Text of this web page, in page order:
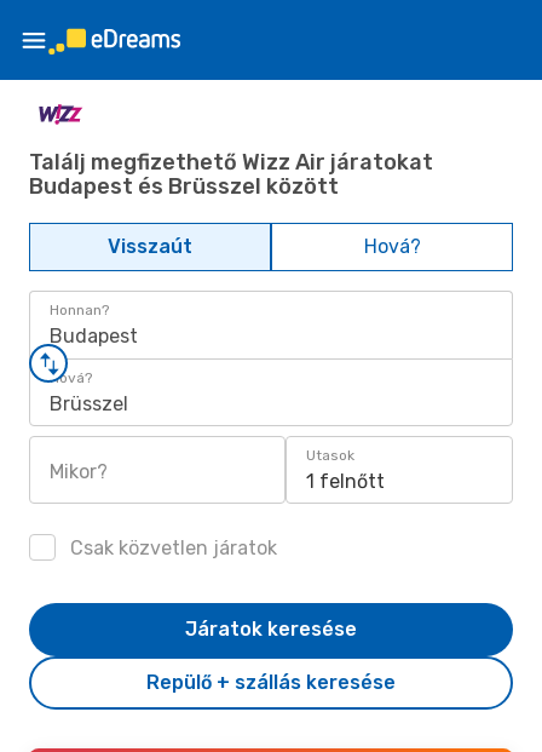
Találj megfizethető Wizz Air járatokat
Budapest és Brüsszel között
Visszaút Hová?
Honnan?
Budapest
Hová?
Brüsszel
Mikor?
Utasok
1 felnőtt
Csak közvetlen járatok
Repülő + szállás keresése
Járatok keresése